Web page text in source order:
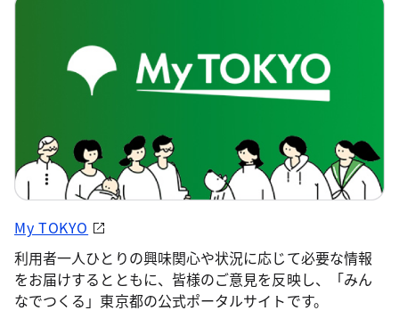
My TOKYO
利用者一人ひとりの興味関心や状況に応じて必要な情報
をお届けするとともに、皆様のご意見を反映し、「みん
なでつくる」東京都の公式ポータルサイトです。